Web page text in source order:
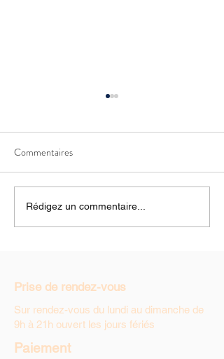
Offrez une parenthèse bien-
être avec nos cartes cadeaux
Commentaires
Rédigez un commentaire...
Prise de rendez-vous
Sur rendez-vous du lundi au dimanche de
9h à 21h ouvert les jours fériés
Paiement